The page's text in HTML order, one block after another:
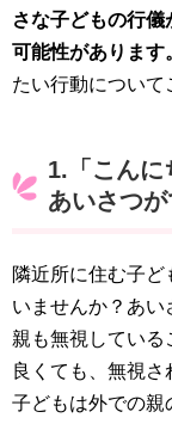
さな子どもの行
可能性があります
たい行動について
1.「こんに
あいさつ
隣近所に住む子
いませんか？あい
親も無視している
良くても、無視さ
子どもは外での親